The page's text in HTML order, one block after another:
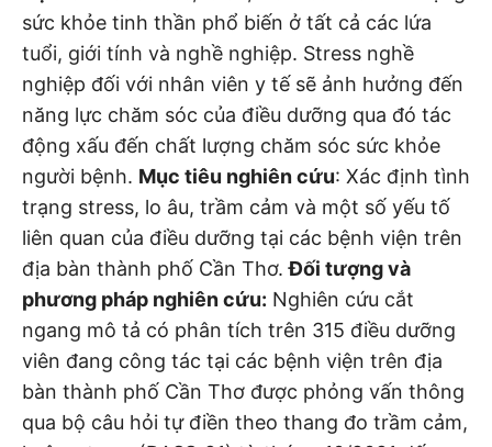
sức khỏe tinh thần phổ biến ở tất cả các lứa
tuổi, giới tính và nghề nghiệp. Stress nghề
nghiệp đối với nhân viên y tế sẽ ảnh hưởng đến
năng lực chăm sóc của điều dưỡng qua đó tác
động xấu đến chất lượng chăm sóc sức khỏe
người bệnh. Mục tiêu nghiên cứu: Xác định tình
trạng stress, lo âu, trầm cảm và một số yếu tố
liên quan của điều dưỡng tại các bệnh viện trên
địa bàn thành phố Cần Thơ.Đối tượng và
phương pháp nghiên cứu: Nghiên cứu cắt
ngang mô tả có phân tích trên 315 điều dưỡng
viên đang công tác tại các bệnh viện trên địa
bàn thành phố Cần Thơ được phỏng vấn thông
qua bộ câu hỏi tự điền theo thang đo trầm cảm,